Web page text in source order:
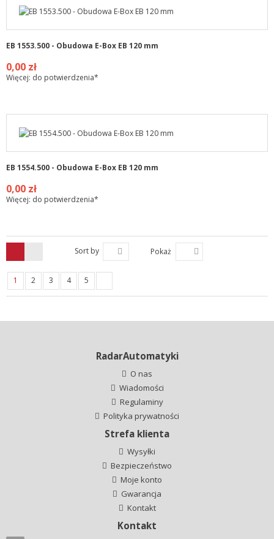
EB 1553.500 - Obudowa E-Box EB 120 mm
0,00 zł
Więcej: do potwierdzenia*
EB 1554.500 - Obudowa E-Box EB 120 mm
0,00 zł
Więcej: do potwierdzenia*
Sort by Pokaż
1 2 3 4 5
RadarAutomatyki
O nas
Wiadomości
Regulaminy
Polityka prywatności
Strefa klienta
Wysyłki
Bezpieczeństwo
Moje konto
Gwarancja
Kontakt
Kontakt